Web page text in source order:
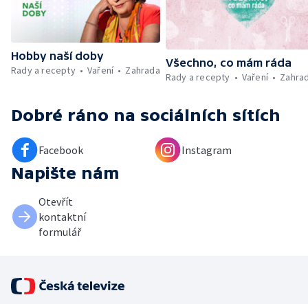
Hobby naší doby
Rady a recepty
Vaření Zahrada
Všechno, co mám ráda
Rady a recepty
Vaření
Dobré ráno na sociálních sítích
Facebook Instagram
Napište nám
Otevřít
kontaktní
formulář